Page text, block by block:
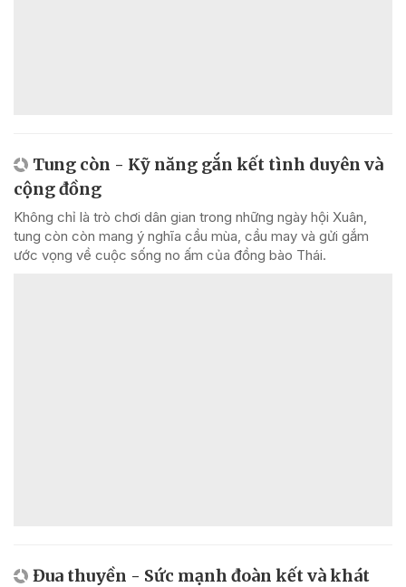
Tung còn - Kỹ năng gắn kết tình duyên và
cộng đồng
Không chỉ là trò chơi dân gian trong những ngày hội Xuân,
tung còn còn mang ý nghĩa cầu mùa, cầu may và gửi gắm
ước vọng về cuộc sống no ấm của đồng bào Thái.
Đua thuyền - Sức mạnh đoàn kết và khát